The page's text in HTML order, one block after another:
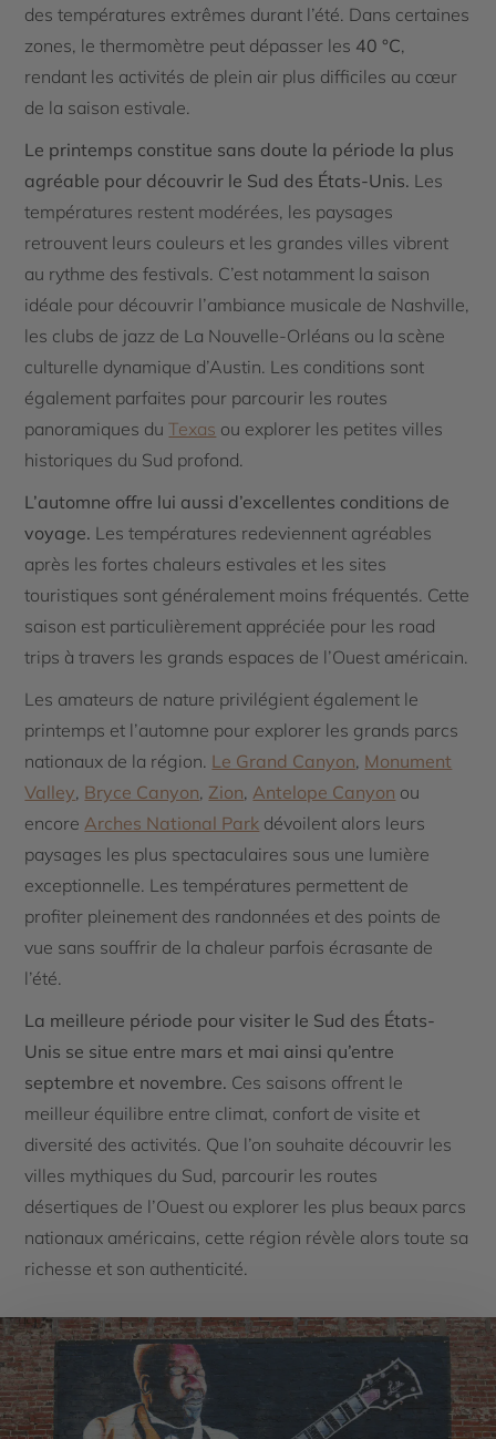
des températures extrêmes durant l’été. Dans certaines
zones, le thermomètre peut dépasser les 40 °C,
rendant les activités de plein air plus difficiles au cœur
de la saison estivale.
Le printemps constitue sans doute la période la plus
agréable pour découvrir le Sud des États-Unis. Les
températures restent modérées, les paysages
retrouvent leurs couleurs et les grandes villes vibrent
au rythme des festivals. C’est notamment la saison
idéale pour découvrir l’ambiance musicale de Nashville,
les clubs de jazz de La Nouvelle-Orléans ou la scène
culturelle dynamique d’Austin. Les conditions sont
également parfaites pour parcourir les routes
panoramiques duTexas ou explorer les petites villes
historiques du Sud profond.
L’automne offre lui aussi d’excellentes conditions de
voyage. Les températures redeviennent agréables
après les fortes chaleurs estivales et les sites
touristiques sont généralement moins fréquentés. Cette
saison est particulièrement appréciée pour les road
trips à travers les grands espaces de l’Ouest américain.
Les amateurs de nature privilégient également le
printemps et l’automne pour explorer les grands parcs
nationaux de la région. Le Grand Canyon, Monument
Valley, Bryce Canyon, Zion,Antelope Canyon ou
encoreArches National Park dévoilent alors leurs
paysages les plus spectaculaires sous une lumière
exceptionnelle. Les températures permettent de
profiter pleinement des randonnées et des points de
vue sans souffrir de la chaleur parfois écrasante de
l’été.
La meilleure période pour visiter le Sud des États-
Unis se situe entre mars et mai ainsi qu’entre
septembre et novembre. Ces saisons offrent le
meilleur équilibre entre climat, confort de visite et
diversité des activités. Que l’on souhaite découvrir les
villes mythiques du Sud, parcourir les routes
désertiques de l’Ouest ou explorer les plus beaux parcs
nationaux américains, cette région révèle alors toute sa
richesse et son authenticité.